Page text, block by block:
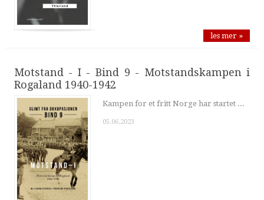
les mer »
Motstand - I - Bind 9 - Motstandskampen i
Rogaland 1940-1942
Kampen for et fritt Norge har startet ...
05.06.2023